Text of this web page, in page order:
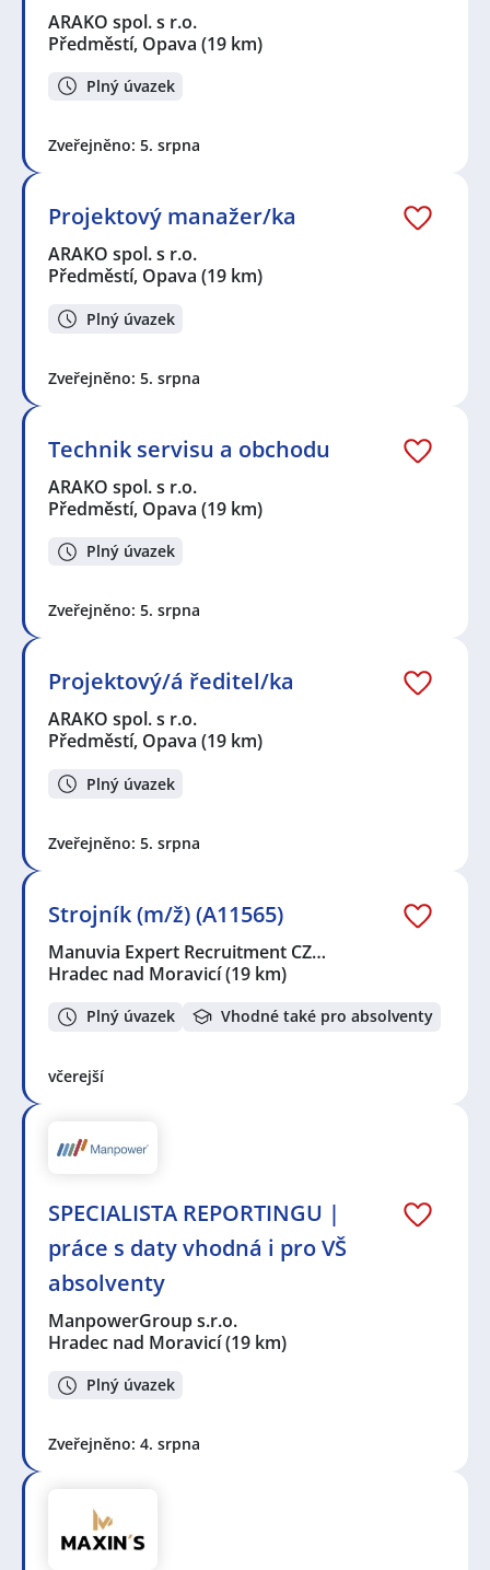
ARAKO spol. s r.o.
Předměstí, Opava (19 km)
Plný úvazek
Zveřejněno: 5. srpna
Projektový manažer/ka
ARAKO spol. s r.o.
Předměstí, Opava (19 km)
Plný úvazek
Zveřejněno: 5. srpna
Technik servisu a obchodu
ARAKO spol. s r.o.
Předměstí, Opava (19 km)
Plný úvazek
Zveřejněno: 5. srpna
Projektový/á ředitel/ka
ARAKO spol. s r.o.
Předměstí, Opava (19 km)
Plný úvazek
Zveřejněno: 5. srpna
Strojník (m/ž) (A11565)
Manuvia Expert Recruitment CZ…
Hradec nad Moravicí(19 km)
Plný úvazek Vhodné také pro absolventy
včerejší
SPECIALISTA REPORTINGU |
práce s daty vhodná i pro VŠ
absolventy
ManpowerGroup s.r.o.
Hradec nad Moravicí(19 km)
Plný úvazek
Zveřejněno: 4. srpna